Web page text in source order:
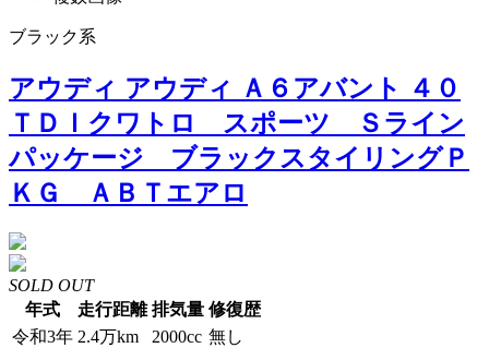
ブラック系
アウディ アウディ Ａ６アバント ４０
ＴＤＩクワトロ スポーツ Ｓライン
パッケージ ブラックスタイリングＰ
ＫＧ ＡＢＴエアロ
SOLD OUT
年式
走行距離 排気量 修復歴
令和3年 2.4万km 2000cc 無し